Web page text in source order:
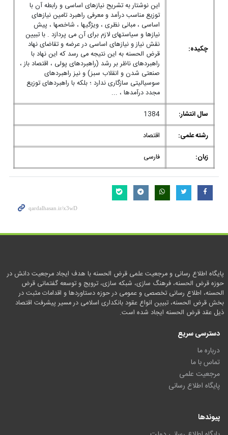
چکیده:
این نوشتار به تشریح نیازهای اساسی و رابطه آن با
توزیع مناسب درآمد و معرفی راهبرد تامین نیازهای
اساسی ، مبانی نظری ، ویژگیها ، شاخصها ، پیش
نیازها و سیاستهای لازم برای آن می پردازد . با تبیین
نقش نیاز و نیازهای اساسی در عرضه و تقاضای نهاد
قرض الحسنه به این نتیجه می رسد که این نهاد با
راهبردهای ناظر بر رشد (راهبردهای پولی ، اقتصاد باز ،
صنعتی شدن و انقلاب سبز) و نیز راهبردهای
سوسیالیتی سازگاری ندارد ؛ بلکه با راهبردهای توزیع
مجدد درآمدها ، ...
سال انتشار:
1384
رشته علمی:
اقتصاد
زبان:
فارسی
پایگاه اطلاع رسانی و مرجعیت علمی قرض الحسنه با هدف ایجاد مرجعیت دانش در
حوزه قرض الحسنه، فرهنگ سازی، شبکه سازی، ترویج و توسعه گفتمانی قرض
الحسنه، اطلاع رسانی تخصصی و عمومی در حوزه دستاوردها و اقدامات مثبت در
بخش قرض الحسنه، تبیین انواع عقود بانکداری اسلامی در مسیر پیشرفت اقتصاد
ذیل عقد قرض الحسنه ایجاد شده است.
دسترسی سریع
درباره ما
تماس با ما
مرجعیت علمی
پایگاه اطلاع رسانی
پیوندها